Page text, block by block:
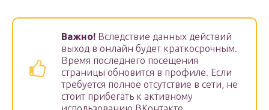
Важно! Вследствие данных действий
выход в онлайн будет краткосрочным.
Время последнего посещения
страницы обновится в профиле. Если
требуется полное отсутствие в сети, не
стоит прибегать к активному